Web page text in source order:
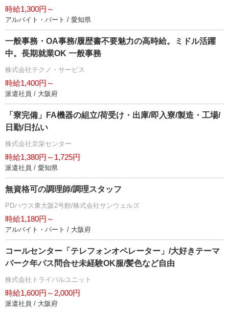
時給1,300円～
アルバイト・パート / 愛知県
一般事務・OA事務/履歴書不要魅力の高時給。ミドル活躍
中。長期就業OK 一般事務
株式会社テクノ・サービス
時給1,400円～
派遣社員 / 大阪府
「寮完備」FA機器の組立/荷受け・出庫/即入寮/製造・工場/
日勤/日払い
株式会社京栄センター
時給1,380円～1,725円
派遣社員 / 愛知県
無資格可の調理師/調理スタッフ
PDハウス東大阪2号館/株式会社サンウェルズ
時給1,180円～
アルバイト・パート / 大阪府
コールセンター「テレフォンオペレーター」/大好きテーマ
パーク年パス問合せ未経験OK服/髪色など自由
株式会社トライバルユニット
時給1,600円～2,000円
派遣社員 / 大阪府